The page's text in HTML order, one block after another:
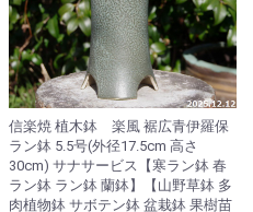
信楽焼 植木鉢 楽風 裾広青伊羅保
ラン鉢 5.5号(外径17.5cm 高さ
30cm) サナサービス【寒ラン鉢 春
ラン鉢 ラン鉢 蘭鉢】【山野草鉢 多
肉植物鉢 サボテン鉢 盆栽鉢 果樹苗